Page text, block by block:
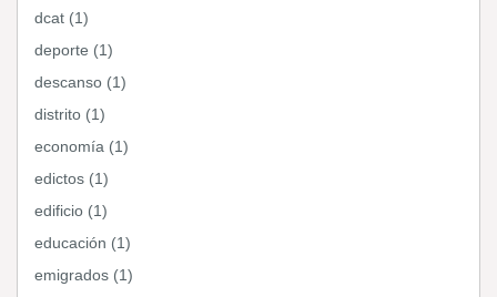
dcat (1)
deporte (1)
descanso (1)
distrito (1)
economía (1)
edictos (1)
edificio (1)
educación (1)
emigrados (1)